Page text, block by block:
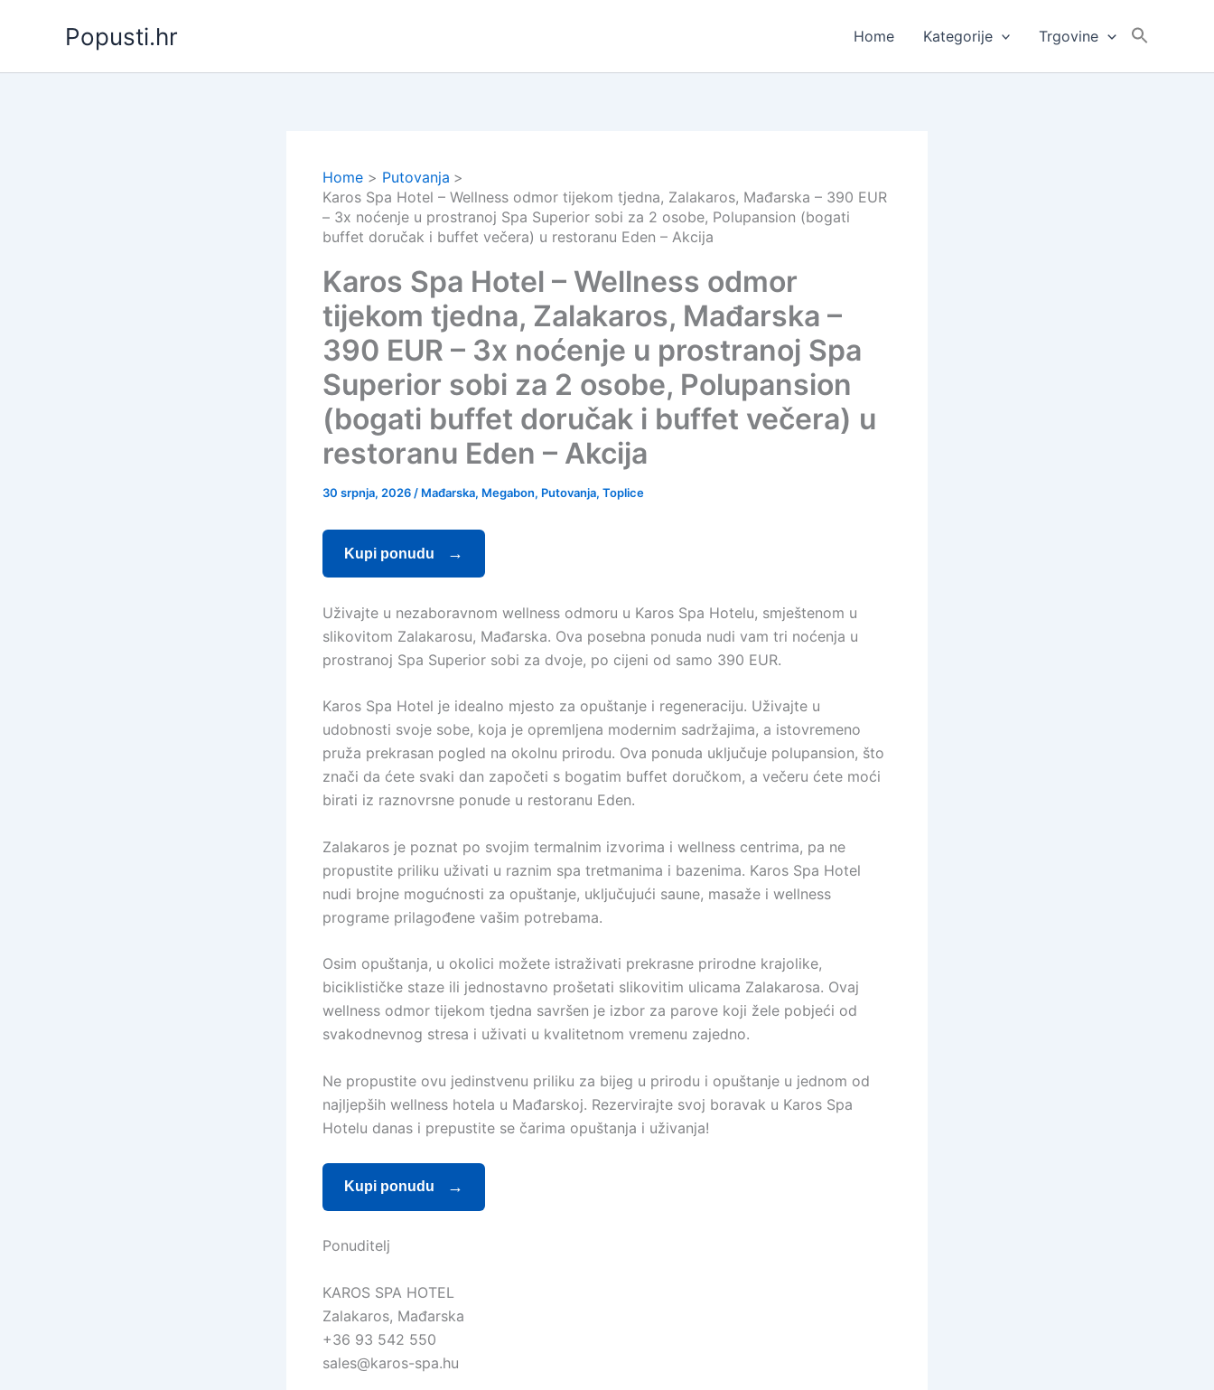
Popusti.hr Home Kategorije Trgovine
Home
Putovanja
Karos Spa Hotel – Wellness odmor tijekom tjedna, Zalakaros, Mađarska – 390 EUR
– 3x noćenje u prostranoj Spa Superior sobi za 2 osobe, Polupansion (bogati
buffet doručak i buffet večera) u restoranu Eden – Akcija
Karos Spa Hotel – Wellness odmor
tijekom tjedna, Zalakaros, Mađarska –
390 EUR – 3x noćenje u prostranoj Spa
Superior sobi za 2 osobe, Polupansion
(bogati buffet doručak i buffet večera) u
restoranu Eden – Akcija
30 srpnja, 2026 / Mađarska, Megabon, Putovanja, Toplice
Kupi ponudu
Uživajte u nezaboravnom wellness odmoru u Karos Spa Hotelu, smještenom u
slikovitom Zalakarosu, Mađarska. Ova posebna ponuda nudi vam tri noćenja u
prostranoj Spa Superior sobi za dvoje, po cijeni od samo 390 EUR.
Karos Spa Hotel je idealno mjesto za opuštanje i regeneraciju. Uživajte u
udobnosti svoje sobe, koja je opremljena modernim sadržajima, a istovremeno
pruža prekrasan pogled na okolnu prirodu. Ova ponuda uključuje polupansion, što
znači da ćete svaki dan započeti s bogatim buffet doručkom, a večeru ćete moći
birati iz raznovrsne ponude u restoranu Eden.
Zalakaros je poznat po svojim termalnim izvorima i wellness centrima, pa ne
propustite priliku uživati u raznim spa tretmanima i bazenima. Karos Spa Hotel
nudi brojne mogućnosti za opuštanje, uključujući saune, masaže i wellness
programe prilagođene vašim potrebama.
Osim opuštanja, u okolici možete istraživati prekrasne prirodne krajolike,
biciklističke staze ili jednostavno prošetati slikovitim ulicama Zalakarosa. Ovaj
wellness odmor tijekom tjedna savršen je izbor za parove koji žele pobjeći od
svakodnevnog stresa i uživati u kvalitetnom vremenu zajedno.
Ne propustite ovu jedinstvenu priliku za bijeg u prirodu i opuštanje u jednom od
najljepših wellness hotela u Mađarskoj. Rezervirajte svoj boravak u Karos Spa
Hotelu danas i prepustite se čarima opuštanja i uživanja!
Kupi ponudu
Ponuditelj
KAROS SPA HOTEL
Zalakaros, Mađarska
+36 93 542 550
sales@karos-spa.hu